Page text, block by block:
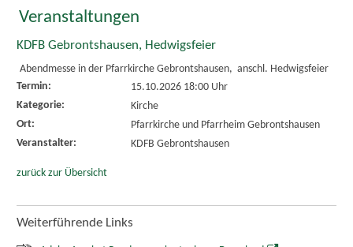
Veranstaltungen
KDFB Gebrontshausen, Hedwigsfeier
Abendmesse in der Pfarrkirche Gebrontshausen, anschl. Hedwigsfeier
Termin:
15.10.2026 18:00 Uhr
Kategorie:
Kirche
Ort:
Pfarrkirche und Pfarrheim Gebrontshausen
Veranstalter:
KDFB Gebrontshausen
zurück zur Übersicht
Weiterführende Links